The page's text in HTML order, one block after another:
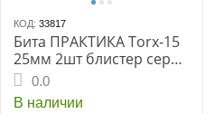
КОД: 33817
Бита ПРАКТИКА Torx-15
25мм 2шт блистер серия
Профи
0.0
В наличии